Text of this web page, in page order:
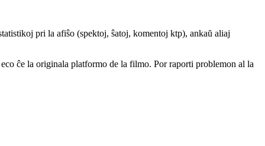
pri la afiŝo (spektoj, ŝatoj, komentoj ktp), ankaŭ aliaj
ĉe la originala platformo de la filmo. Por raporti problemon al la